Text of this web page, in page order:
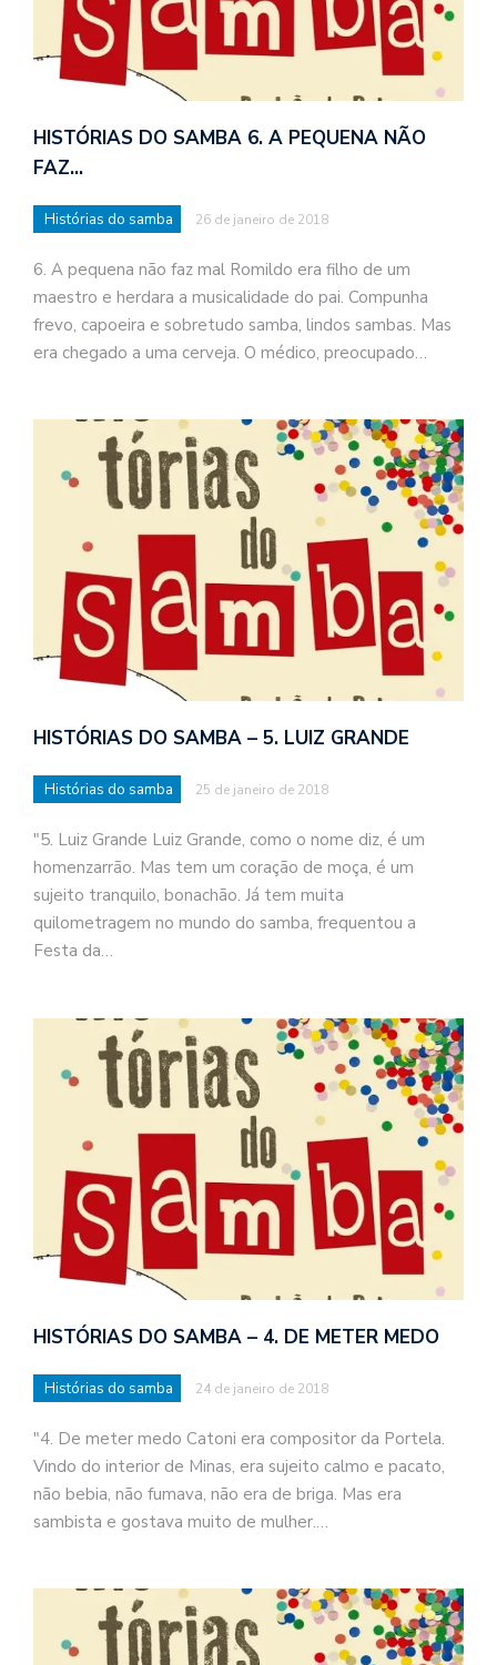
HISTÓRIAS DO SAMBA 6. A PEQUENA NÃO
FAZ…
Histórias do samba 26 de janeiro de 2018
6. A pequena não faz mal Romildo era filho de um
maestro e herdara a musicalidade do pai. Compunha
frevo, capoeira e sobretudo samba, lindos sambas. Mas
era chegado a uma cerveja. O médico, preocupado…
HISTÓRIAS DO SAMBA – 5. LUIZ GRANDE
Histórias do samba 25 de janeiro de 2018
"5. Luiz Grande Luiz Grande, como o nome diz, é um
homenzarrão. Mas tem um coração de moça, é um
sujeito tranquilo, bonachão. Já tem muita
quilometragem no mundo do samba, frequentou a
Festa da…
HISTÓRIAS DO SAMBA – 4. DE METER MEDO
Histórias do samba 24 de janeiro de 2018
"4. De meter medo Catoni era compositor da Portela.
Vindo do interior de Minas, era sujeito calmo e pacato,
não bebia, não fumava, não era de briga. Mas era
sambista e gostava muito de mulher.…